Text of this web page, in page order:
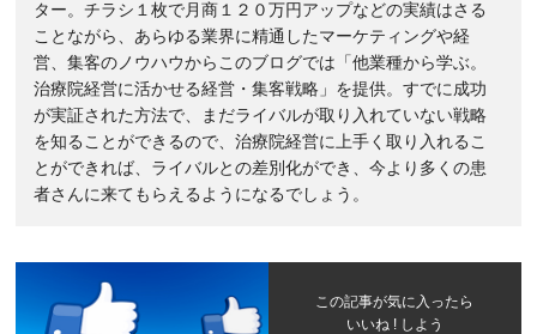
ター。チラシ１枚で月商１２０万円アップなどの実績はさる
ことながら、あらゆる業界に精通したマーケティングや経
営、集客のノウハウからこのブログでは「他業種から学ぶ。
治療院経営に活かせる経営・集客戦略」を提供。すでに成功
が実証された方法で、まだライバルが取り入れていない戦略
を知ることができるので、治療院経営に上手く取り入れるこ
とができれば、ライバルとの差別化ができ、今より多くの患
者さんに来てもらえるようになるでしょう。
この記事が気に入ったら
いいね ! しよう